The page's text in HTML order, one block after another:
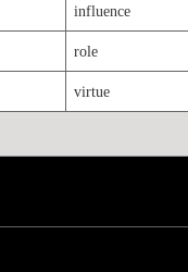
influence
role
virtue